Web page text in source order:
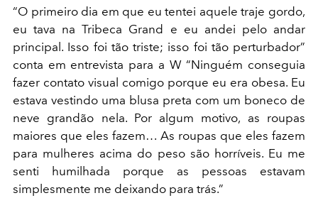
“O primeiro dia em que eu tentei aquele traje gordo,
eu tava na Tribeca Grand e eu andei pelo andar
principal. Isso foi tão triste; isso foi tão perturbador”
conta em entrevista para a W “Ninguém conseguia
fazer contato visual comigo porque eu era obesa. Eu
estava vestindo uma blusa preta com um boneco de
neve grandão nela. Por algum motivo, as roupas
maiores que eles fazem… As roupas que eles fazem
para mulheres acima do peso são horríveis. Eu me
senti humilhada porque as pessoas estavam
simplesmente me deixando para trás.”